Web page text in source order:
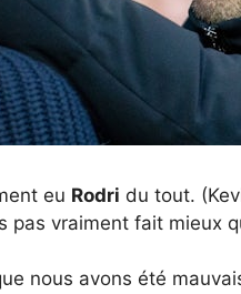
eu Rodri du tout.
pas vraiment fait mieux
nous avons été